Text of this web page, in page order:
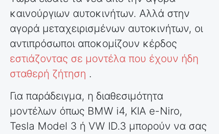
καινούργιων αυτοκινήτων. Αλλά στην
αγορά μεταχειρισμένων αυτοκινήτων, οι
αντιπρόσωποι αποκομίζουν κέρδος
εστιάζοντας σε μοντέλα που έχουν ήδη
σταθερή ζήτηση .
Για παράδειγμα, η διαθεσιμότητα
μοντέλων όπως BMW i4, KIA e-Niro,
Tesla Model 3 ή VW ID.3 μπορούν να σας